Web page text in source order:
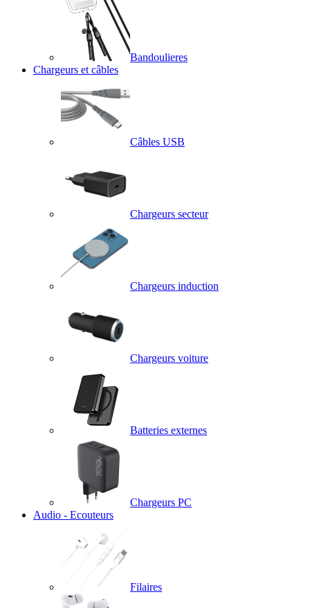
Bandoulieres
Chargeurs et câbles
Câbles USB
Chargeurs secteur
Chargeurs induction
Chargeurs voiture
Batteries externes
Chargeurs PC
Audio - Ecouteurs
Filaires